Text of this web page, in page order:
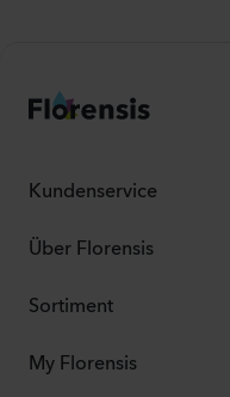
Kundenservice
Über Florensis
Sortiment
My Florensis